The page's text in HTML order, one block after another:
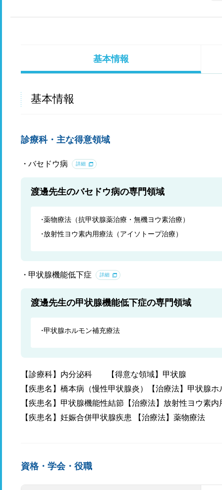
基本情報
基本情報
診療科・主な得意領域
バセドウ病 詳細
渡邊先生のバセドウ病の専門領域
薬物療法（抗甲状腺薬治療・無機ヨウ素治療）
放射性ヨウ素内用療法（アイソトープ治療）
甲状腺機能低下症 詳細
渡邊先生の甲状腺機能低下症の専門領域
甲状腺ホルモン補充療法
【診療科】内分泌科
【得意な領域】甲状腺
【疾患名】橋本病（慢性甲状腺炎）【治療法】甲状腺
【疾患名】甲状腺機能性結節【治療法】放射性ヨウ素
【疾患名】妊娠合併甲状腺疾患 【治療法】薬物療法
資格・学会・役職